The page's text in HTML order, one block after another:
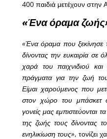
400 παιδιά μετέχουν στην
«Ένα όραμα
«Ένα όραμα που ξεκίνησε
δίνοντας την ευκαιρία σε
χαρά του παιχνιδιού
πράγματα για την ζωή
Είμαι χαρούμενος που
στον χώρο του μπάσκετ
γονείς μας εμπιστεύονται
της ζωής τους δίνοντας
ενηλικίωση τους», τονίζει